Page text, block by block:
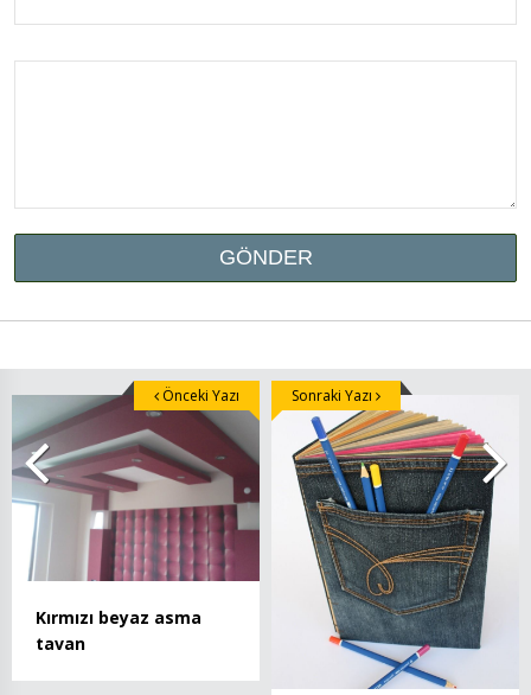
Kırmızı beyaz asma
tavan
Önceki Yazı Sonraki Yazı